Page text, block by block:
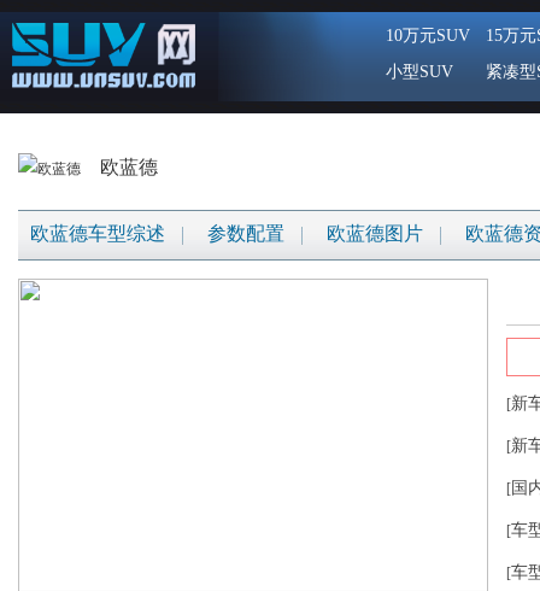
10万元SUV
15万
小型SUV
紧凑型
欧蓝德
欧蓝德车型综述 参数配置 欧蓝德图片 欧蓝德
[新
[新
[ 国
[车
[车